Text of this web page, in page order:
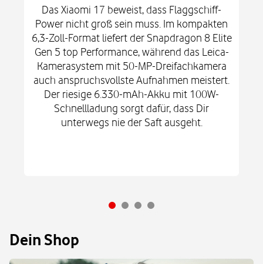
Das Xiaomi 17 beweist, dass Flaggschiff-
Power nicht groß sein muss. Im kompakten
6,3-Zoll-Format liefert der Snapdragon 8 Elite
Gen 5 top Performance, während das Leica-
Kamerasystem mit 50-MP-Dreifachkamera
auch anspruchsvollste Aufnahmen meistert.
Der riesige 6.330-mAh-Akku mit 100W-
Schnellladung sorgt dafür, dass Dir
unterwegs nie der Saft ausgeht.
Dein Shop